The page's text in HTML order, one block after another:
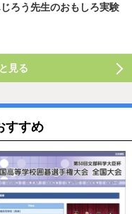
ろう先生のおもしろ実験
見る
すすめ